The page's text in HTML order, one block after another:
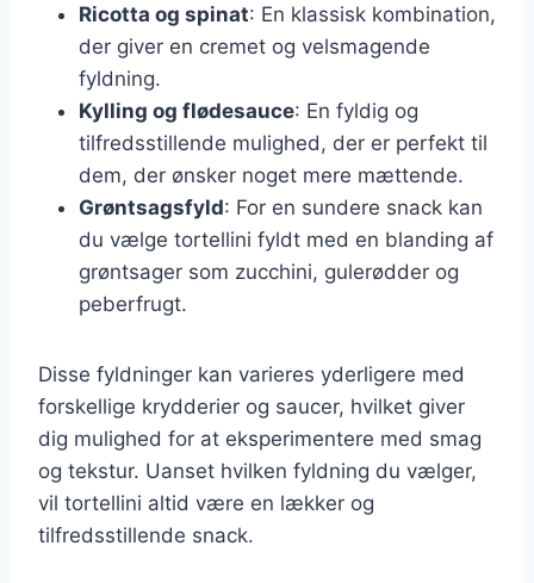
Ricotta og spinat: En klassisk kombination,
der giver en cremet og velsmagende
fyldning.
Kylling og flødesauce: En fyldig og
tilfredsstillende mulighed, der er perfekt til
dem, der ønsker noget mere mættende.
Grøntsagsfyld: For en sundere snack kan
du vælge tortellini fyldt med en blanding af
grøntsager som zucchini, gulerødder og
peberfrugt.
Disse fyldninger kan varieres yderligere med
forskellige krydderier og saucer, hvilket giver
dig mulighed for at eksperimentere med smag
og tekstur. Uanset hvilken fyldning du vælger,
vil tortellini altid være en lækker og
tilfredsstillende snack.